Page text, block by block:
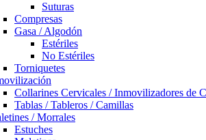
Suturas
Compresas
Gasa / Algodón
Estériles
No Estériles
Torniquetes
Collarines Cervicales / Inmovilizadores de
Tablas / Tableros / Camillas
/ Morrales
Estuches